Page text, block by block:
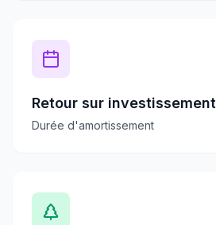
Retour sur investissement
Durée d'amortissement